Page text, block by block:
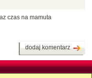
czas na mamuta
dodaj komentarz